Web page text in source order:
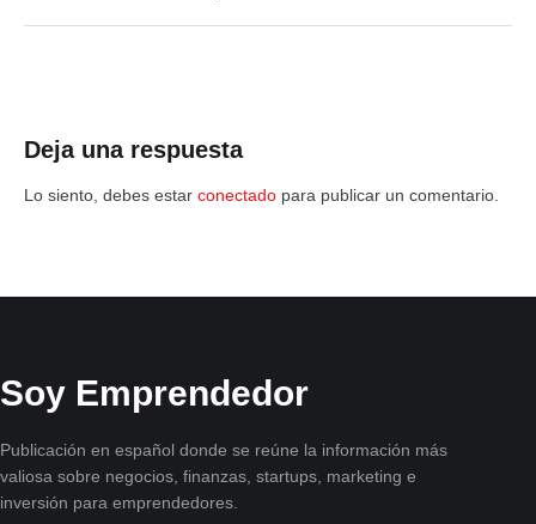
Deja una respuesta
Lo siento, debes estar conectado para publicar un comentario.
Soy Emprendedor
Publicación en español donde se reúne la información más
valiosa sobre negocios, finanzas, startups, marketing e
inversión para emprendedores.